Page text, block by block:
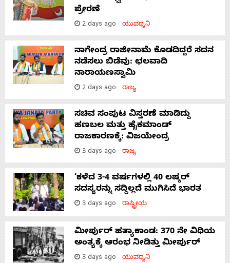
ಪ್ರೇರಣೆ
2 days ago ಯುವಧ್ವನಿ
ನಾಗೇಂದ್ರ ರಾಜೀನಾಮೆ ಕೊಡದಿದ್ದರೆ ಸದನ
ನಡೆಸಲು ಬಿಡೆವು: ಛಲವಾದಿ
ನಾರಾಯಣಸ್ವಾಮಿ
2 days ago ರಾಜ್ಯ
ಸಚಿವ ಸಂಪುಟ ವಿಸ್ತರಣೆ ಮಾಡಿದ್ದು
ಹಣಬಲ ಮತ್ತು ಹೈಕಮಾಂಡ್
ರಾಜಕಾರಣಕ್ಕೆ: ವಿಜಯೇಂದ್ರ
3 days ago ರಾಜ್ಯ
‘ಕಳೆದ 3-4 ವರ್ಷಗಳಲ್ಲಿ 40 ಲಷ್ಕರ್
ಸದಸ್ಯರನ್ನು ಸದ್ದಿಲ್ಲದೆ ಮುಗಿಸಿದೆ ಭಾರತ
3 days ago ರಾಷ್ಟ್ರೀಯ
ಮೀರ್ಪುರ್ ಹತ್ಯಾಕಾಂಡ: 370 ನೇ ವಿಧಿಯ
ಅಂತ್ಯಕ್ಕೆ ಆರಂಭ ನೀಡಿತ್ತು ಮೀರ್ಪುರ್
3 days ago ಯುವಧ್ವನಿ